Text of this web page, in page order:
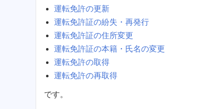
運転免許の更新
運転免許証の紛失・再発行
運転免許証の住所変更
運転免許証の本籍・氏名の変更
運転免許の取得
運転免許の再取得
です。